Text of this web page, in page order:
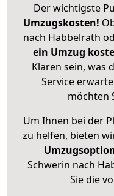
Der wichtigste
Umzugskosten!
nach Habbelrath
ein Umzug
Klaren sein, was
Service
möchten
Um Ihnen bei der
zu helfen, bieten
Schwerin nach
Sie die